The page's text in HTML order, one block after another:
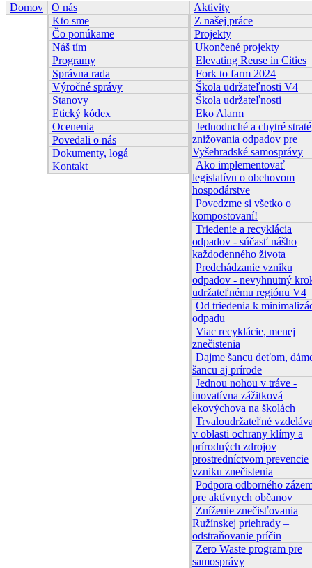
Domov
O nás
Kto sme
Čo ponúkame
Náš tím
Programy
Správna rada
Výročné správy
Stanovy
Etický kódex
Ocenenia
Povedali o nás
Dokumenty, logá
Kontakt
Aktivity
Z našej práce
Projekty
Ukončené projekty
Elevating Reuse in Cities
Fork to farm 2024
Škola udržateľnosti V4
Škola udržateľnosti
Eko Alarm
Jednoduché a chytré
znižovania odpadov pre
Vyšehradské samosprávy
Ako implementovať
legislatívu o obehovom
hospodárstve
Povedzme si všetko o
kompostovaní!
Triedenie a recyklácia
odpadov - súčasť nášho
každodenného života
Predchádzanie vzniku
odpadov - nevyhnutný
udržateľnému regiónu V4
Od triedenia k
odpadu
Viac recyklácie, menej
znečistenia
Dajme šancu deťom,
šancu aj prírode
Jednou nohou v tráve -
inovatívna zážitková
ekovýchova na školách
Trvaloudržateľné
v oblasti ochrany klímy a
prírodných zdrojov
prostredníctvom prevencie
vzniku znečistenia
Podpora odborného
pre aktívnych občanov
Zníženie znečisťovania
Ružínskej priehrady –
odstraňovanie príčin
Zero Waste program pre
samosprávy